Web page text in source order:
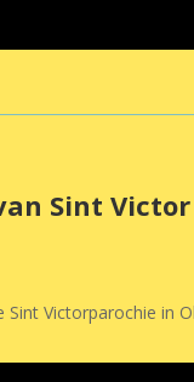
Sint
Victorparochie in